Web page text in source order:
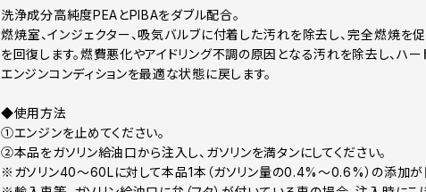
洗浄成分高純度PEAとPIBAをダブル配合。
燃焼室、インジェクター、吸気バルブに付着した汚れを除去し、完全燃焼
を回復します。燃費悪化やアイドリング不調の原因となる汚れを除去し、ハー
エンジンコンディションを最適な状態に戻します。
◆使用方法
①エンジンを止めてください。
②本品をガソリン給油口から注入し、ガソリンを満タンにしてください。
※ガソリン40～60Lに対して本品1本（ガソリン量の0.4%～0.6%）の添加が